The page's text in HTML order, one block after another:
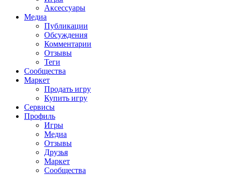
Аксессуары
Медиа
Публикации
Обсуждения
Комментарии
Отзывы
Теги
Сообщества
Маркет
Продать игру
Купить игру
Сервисы
Профиль
Игры
Медиа
Отзывы
Друзья
Маркет
Сообщества